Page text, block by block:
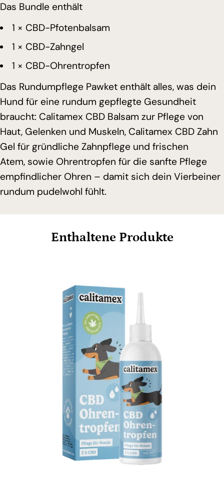
Das Bundle enthält
1 × CBD-Pfotenbalsam
1 × CBD-Zahngel
1 × CBD-Ohrentropfen
Das Rundumpflege Pawket enthält alles, was dein
Hund für eine rundum gepflegte Gesundheit
braucht: Calitamex CBD Balsam zur Pflege von
Haut, Gelenken und Muskeln, Calitamex CBD Zahn
Gel für gründliche Zahnpflege und frischen
Atem, sowie Ohrentropfen für die sanfte Pflege
empfindlicher Ohren – damit sich dein Vierbeiner
rundum pudelwohl fühlt.
Enthaltene Produkte